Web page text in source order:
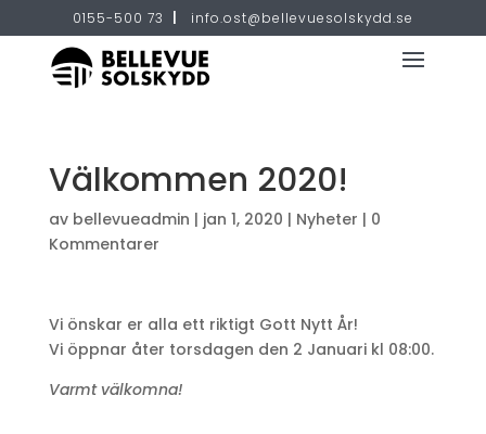
0155-500 73 info.ost@bellevuesolskydd.se
Välkommen 2020!
av bellevueadmin | jan 1, 2020 | Nyheter | 0
Kommentarer
Vi önskar er alla ett riktigt Gott Nytt År!
Vi öppnar åter torsdagen den 2 Januari kl 08:00.
Varmt välkomna!